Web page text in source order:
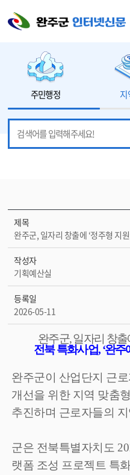
주민행정 지
제목
완주군, 일자리 창출에 ‘정주형 지
작성자
기획예산실
등록일
2026-05-11
완주군,일자리 창출
전북 특화사업, ‘완주
완주군이 산업단지 근
개선을 위한 지역 맞춤
추진하며 근로자들의
군은 전북특별자치도
랫폼 조성 프로젝트 특